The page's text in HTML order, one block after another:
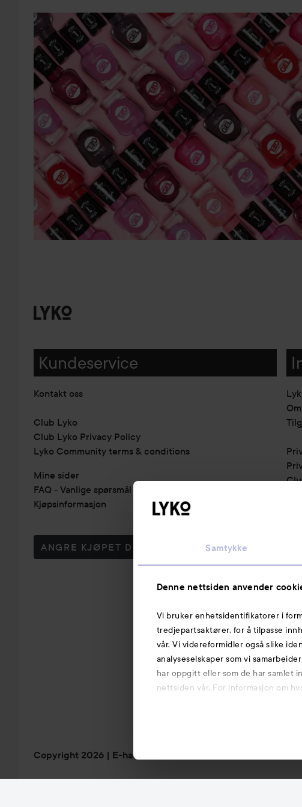
Samtykke
Denne nettsiden anvender
Vi bruker enhetsidentifikatorer i
tredjepartsaktører, for å tilpasse
vår. Vi videreformidler også slike
analyseselskaper som vi
har oppgitt eller som de har samlet
nettsiden vår. For informasjon om
Kundeservice
Kontakt oss
Club Lyko
Club Lyko Privacy Policy
Lyko Community terms & conditions
Mine sider
FAQ - Vanlige spørsmål & svar
Kjøpsinformasjon
ANGRE KJØPET DITT
Copyright 2026 E-handel av Avensia